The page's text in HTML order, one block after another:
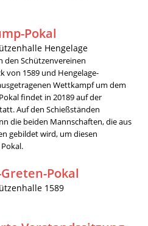
Pokal
Hengelage
den Schützenvereinen
von 1589 und Hengelage-
Wettkampf um dem
findet in 20189 auf der
Auf den Schießständen
die beiden Mannschaften, die aus
gebildet wird, um diesen
Pokal
1589